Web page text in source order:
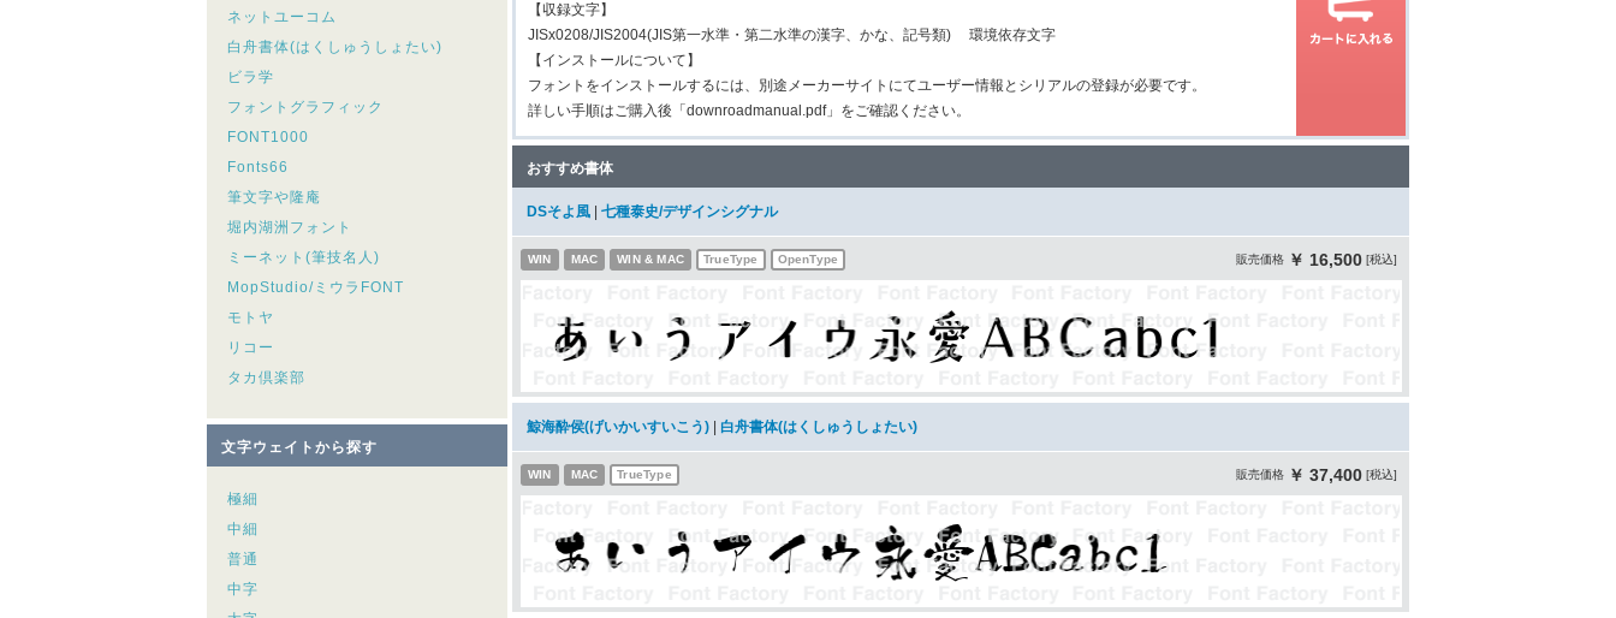
ネットユーコム
白舟書体(はくしゅうしょたい)
ビラ学
フォントグラフィック
FONT1000
Fonts66
筆文字や隆庵
堀内湖洲フォント
ミーネット(筆技名人)
MopStudio/ミウラFONT
モトヤ
リコー
タカ倶楽部
文字ウェイトから探す
極細
中細
普通
中字
【収録文字】
JISx0208/JIS2004(JIS第一水準・第二水準の漢字、かな、記号類) 環境依存文字
【インストールについて】
フォントをインストールするには、別途メーカーサイトにてユーザー情報とシリアルの登録が必要です。
詳しい手順はご購入後「downroadmanual.pdf」をご確認ください。
おすすめ書体
DSそよ風 七種泰史/デザインシグナル
販売価格 ￥ 16,500 [税込]
WIN MAC WIN & MAC TrueType OpenType
鯨海酔侯(げいかいすいこう) 白舟書体(はくしゅうしょたい)
販売価格 ￥ 37,400 [税込]
WIN MAC TrueType